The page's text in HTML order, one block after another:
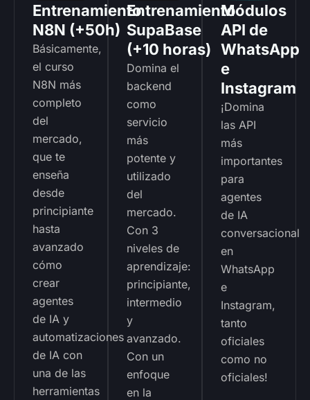
Entrenamiento
N8N (+50h)
Básicamente,
el curso
N8N más
completo
del
mercado,
que te
enseña
desde
principiante
hasta
avanzado
cómo
crear
agentes
de IA y
automatizaciones
de IA con
una de las
herramientas
Entrenamiento
SupaBase
(+10 horas)
Domina el
backend
como
servicio
más
potente y
utilizado
del
mercado.
Con 3
niveles de
aprendizaje:
principiante,
intermedio
y
avanzado.
Con un
enfoque
en la
Módulos
API de
WhatsApp
e
Instagram
¡Domina
las API
más
importantes
para
agentes
de IA
conversacional
en
WhatsApp
e
Instagram,
tanto
oficiales
como no
oficiales!